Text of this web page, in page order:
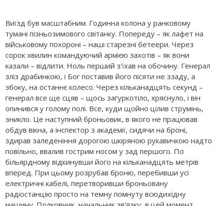
Виїзд був масштабним. Годинна колона у ранковому
тумані пізньозимового світанку. Попереду – як лафет на
військовому похороні – наші старезні бетеери. Через
сорок хвилин командуючий армією захотів – як вони
казали – відлити. Ноль перший з'їхав на обочину. Генерал
зліз драбинкою, і Бог поставив його пісяти не ззаду, а
збоку, на останнє колесо. Через кільканадцять секунд –
генерал все ще сцяв – щось загуркотіло, хряснуло, і він
опинився у голому полі. Все, куди щойно цілив струмінь,
зникло. Це наступний броньовик, в якого не працював
обдув вікна, а інспектор з академії, сидячи на броні,
здирав заледеніння дорогою шкіряною рукавичкою надто
повільно, ввалив гострим носом у зад першого. По
більярдному відкинувши його на кільканадцять метрів
вперед. При цьому розрубав броню, перебивши усі
електричні кабелі, перетворивши броньовану
радіостанцію просто на темну помнуту всюдихідну